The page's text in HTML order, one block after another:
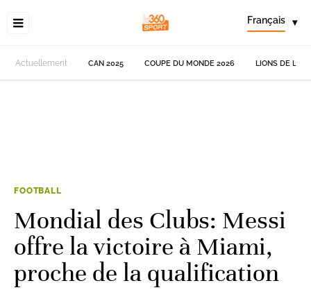
Français ▾
Actuellement CAN 2025 COUPE DU MONDE 2026 LIONS DE
FOOTBALL
Mondial des Clubs: Messi
offre la victoire à Miami,
proche de la qualification